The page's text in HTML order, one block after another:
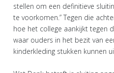
stellen om een definitieve
te voorkomen.” Tegen die
hoe het college aankijkt tegen
waar ouders in het bezit van
kinderkleding stukken kunnen